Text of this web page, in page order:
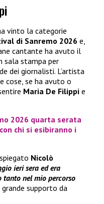
vinto la categorie
di Sanremo 2026 e,
cantante ha avuto il
sala stampa per
dei giornalisti. L’artista
cose, se ha avuto o
Maria De Filippi e
2026 quarta serata
chi si esibiranno i
Nicolò
ieri sera ed era
tanto nel mio percorso
supporto da